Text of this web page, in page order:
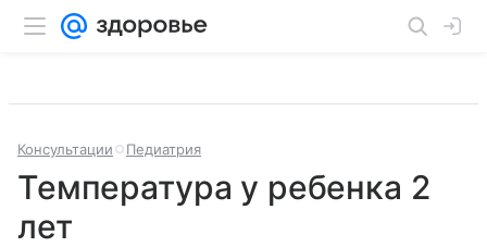
Консультации Педиатрия
Температура у ребенка 2
лет